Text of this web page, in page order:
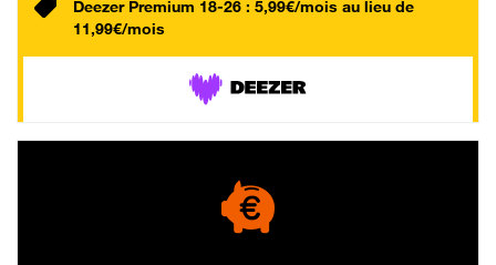
Deezer Premium 18-26 : 5,99€/mois au lieu de
11,99€/mois